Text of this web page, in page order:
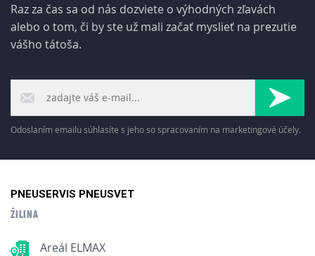
Raz za čas sa od nás dozviete o výhodných zľavách
alebo o tom, či by ste už mali začať myslieť na prezutie
vášho tátoša.
Odoslaním emailu súhlasíte s jeho so spracovaním na marketingové účely.
PNEUSERVIS PNEUSVET
ŽILINA
Areál ELMAX